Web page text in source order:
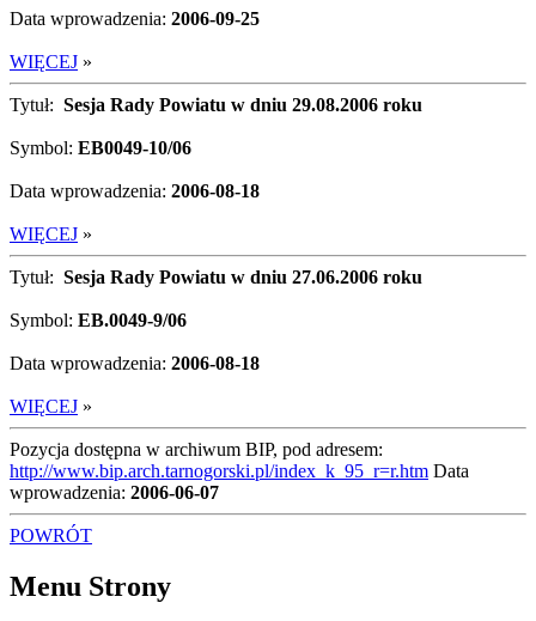
Data wprowadzenia: 2006-09-25
WIĘCEJ »
Tytuł: Sesja Rady Powiatu w dniu 29.08.2006 roku
Symbol: EB0049-10/06
Data wprowadzenia: 2006-08-18
WIĘCEJ »
Tytuł: Sesja Rady Powiatu w dniu 27.06.2006 roku
Symbol: EB.0049-9/06
Data wprowadzenia: 2006-08-18
WIĘCEJ »
Pozycja dostępna w archiwum BIP, pod adresem:
http://www.bip.arch.tarnogorski.pl/index_k_95_r=r.htm Data
wprowadzenia: 2006-06-07
POWRÓT
Menu Strony